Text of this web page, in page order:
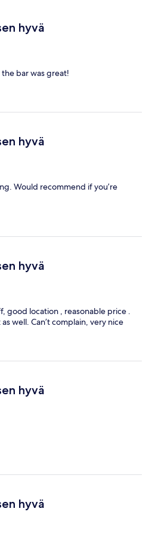
hyvä
bar was great!
hyvä
Would recommend if you’re
hyvä
good location , reasonable price .
well. Can’t complain, very nice
hyvä
hyvä